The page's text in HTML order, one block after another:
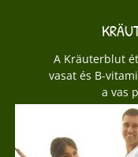
A Kräuterblut
vasat és B-
a vas